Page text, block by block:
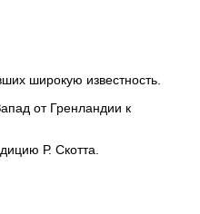
широкую известность.
от Гренландии к
Р. Скотта.